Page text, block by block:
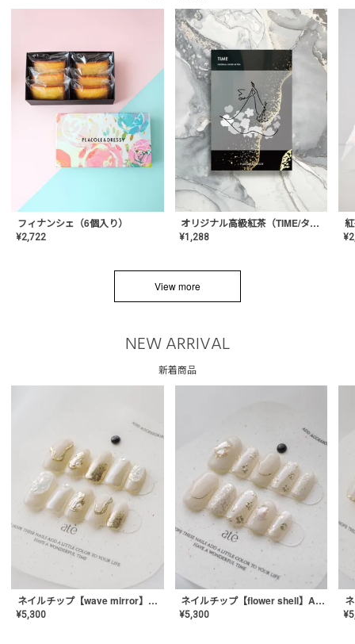
フィナンシェ（6個入り）
¥2,722
オリジナル高級紅茶（TIME/タイム）【ギフト/プチギフト/プレゼント/内祝い/結婚式/オリジナル配合/高品質/ハーブティー/茶葉/記念日/お返し/手土産/美容/おしゃれ】
¥1,288 ¥
View more
NEW ARRIVAL
新着商品
ネイルチップ【wave mirror】AE-CONA-04
¥5,300
ネイルチップ【flower shell】AE-CONA-03
¥5,300 ¥